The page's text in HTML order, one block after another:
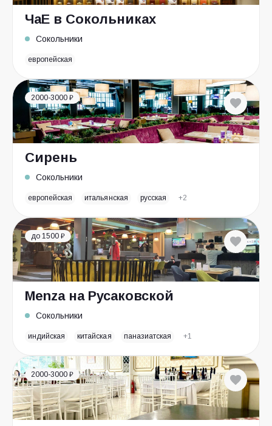
ЧаЕ в Сокольниках
Сокольники
европейская
2000-3000 ₽
Сирень
Сокольники
европейская итальянская русская +2
до 1500 ₽
Menza на Русаковской
Сокольники
индийская китайская паназиатская +1
2000-3000 ₽